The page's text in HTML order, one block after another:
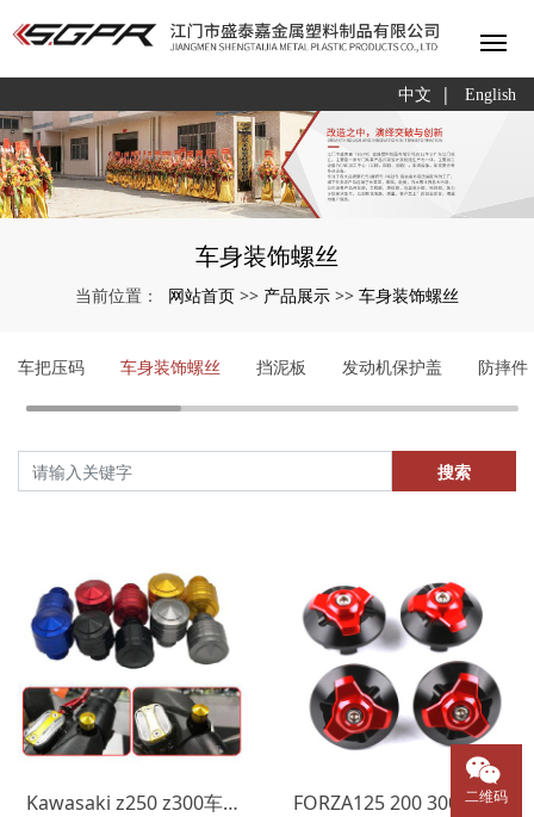
中文 | English
车身装饰螺丝
当前位置： 网站首页 >> 产品展示 >> 车身装饰螺丝
车把压码 车身装饰螺丝 挡泥板 发动机保护盖 防摔件
搜索
Kawasaki z250 z300车身装饰螺丝 FORZA125 200 300后视镜装帽
二维码